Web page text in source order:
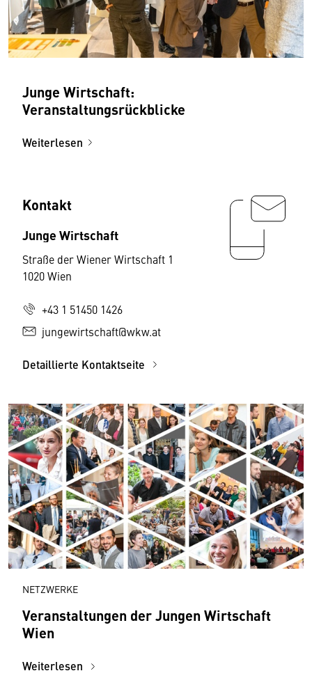
Junge Wirtschaft:
Veranstaltungsrückblicke
Weiterlesen
Kontakt
Junge Wirtschaft
Straße der Wiener Wirtschaft 1
1020 Wien
+43 1 51450 1426
jungewirtschaft@wkw.at
Detaillierte Kontaktseite
NETZWERKE
Veranstaltungen der Jungen Wirtschaft
Wien
Weiterlesen